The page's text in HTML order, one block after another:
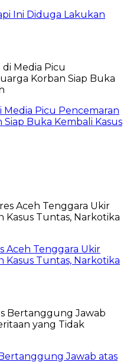
Ini Diduga Lakukan
Picu Pencemaran
Buka Kembali Kasus
Aceh Tenggara Ukir
Kasus Tuntas, Narkotika
Jawab atas